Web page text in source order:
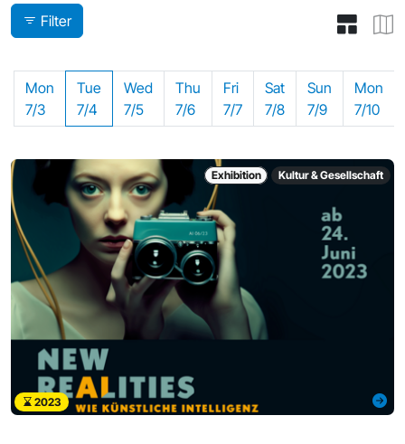
Filter
Mon
7/3
Tue
7/4
Wed
7/5
Thu
7/6
Fri
7/7
Sat
7/8
Sun
7/9
Mon
7/10
Exhibition Kultur & Gesellschaft
2023